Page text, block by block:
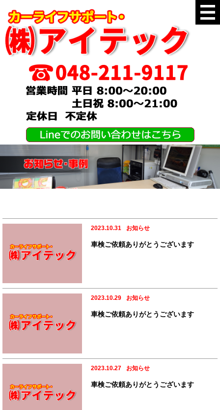
2023.10.31 お知らせ
車検ご依頼ありがとうございます
2023.10.29 お知らせ
車検ご依頼ありがとうございます
2023.10.27 お知らせ
車検ご依頼ありがとうございます